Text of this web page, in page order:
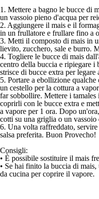
1. Mettere a bagno le bucce di
un vassoio pieno d'acqua per
2. Aggiungere il mais e il
in un frullatore e frullare fino a
3. Metti il composto di mais in
lievito, zucchero, sale e burro.
4. Togliere le bucce di mais
centro della buccia e ripiegare
strisce di bucce extra per
5. Portare a ebollizione
un cestello per la cottura a
far sobbollire. Mettere i
coprirli con le bucce extra e
a vapore per 1 ora. Dopo
cotti su una griglia o un vassoio
6. Una volta raffreddato,
salsa preferita. Buon Provecho!
Consigli:
• È possibile sostituire il mais
• Se hai finito la buccia di
da cucina per coprire il vapore.